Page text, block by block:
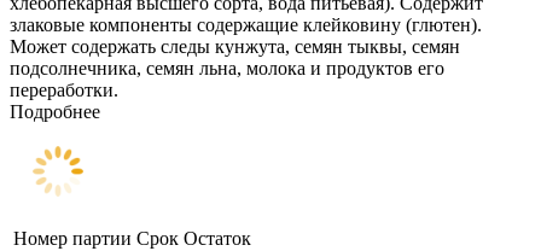
злаковые компоненты содержащие клейковину (глютен).
Может содержать следы кунжута, семян тыквы, семян
подсолнечника, семян льна, молока и продуктов его
переработки.
Подробнее
Номер партии Срок Остаток